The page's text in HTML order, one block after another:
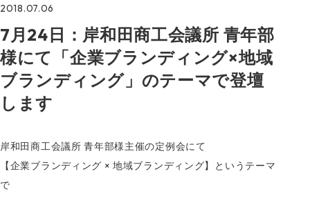
2018.07.06
7月24日：岸和田商工会議所 青年部
様にて「企業ブランディング×地域
ブランディング」のテーマで登壇
します
岸和田商工会議所 青年部様主催の定例会にて
【企業ブランディング × 地域ブランディング】というテーマ
で